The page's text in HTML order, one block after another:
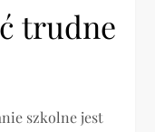
trudne
szkolne jest